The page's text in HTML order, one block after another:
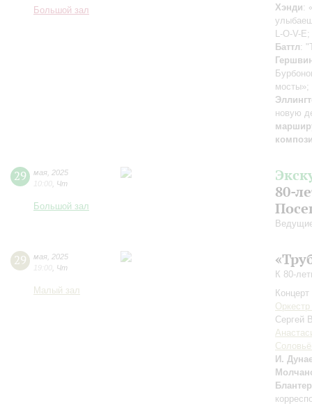
Большой зал
Хэнди:
L-O-V-E;
Баттл:
мосты»;
новую
29 мая 2025
10:00 Чт
Большой зал
80-
29 мая 2025
19:00 Чт
Малый зал
К 80-
Сергей
И.
Блантер